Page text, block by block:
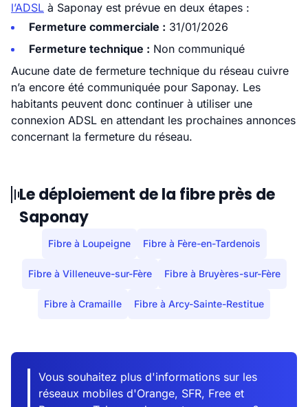
l’ADSL à Saponay est prévue en deux étapes :
Fermeture commerciale : 31/01/2026
Fermeture technique : Non communiqué
Aucune date de fermeture technique du réseau cuivre
n’a encore été communiquée pour Saponay. Les
habitants peuvent donc continuer à utiliser une
connexion ADSL en attendant les prochaines annonces
concernant la fermeture du réseau.
Le déploiement de la fibre près de
Saponay
Fibre à Loupeigne Fibre à Fère-en-Tardenois
Fibre à Villeneuve-sur-Fère Fibre à Bruyères-sur-Fère
Fibre à Cramaille Fibre à Arcy-Sainte-Restitue
Vous souhaitez plus d'informations sur les
réseaux mobiles d'Orange, SFR, Free et